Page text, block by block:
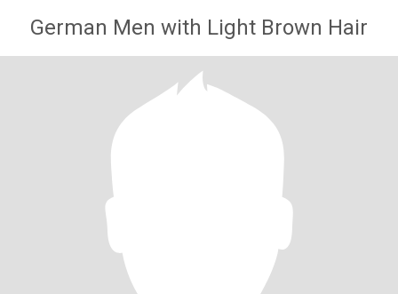
German Men with Light Brown Hair